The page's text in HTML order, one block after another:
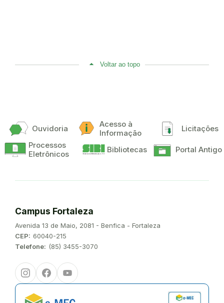
Voltar ao topo
Ouvidoria
Acesso à
Informação
Licitações
Processos
Eletrônicos
Bibliotecas Portal Antigo
Campus Fortaleza
Endereço:
Avenida 13 de Maio, 2081 - Benfica - Fortaleza
CEP: 60040-215
Telefone: (85) 3455-3070
InstagramFacebookYoutube